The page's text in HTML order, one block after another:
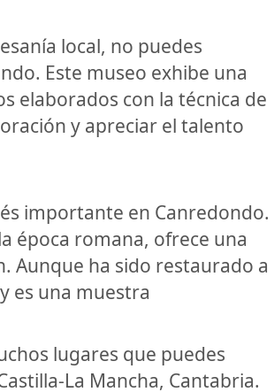
local, no puedes
Este museo exhibe una
elaborados con la técnica de
y apreciar el talento
importante en Canredondo.
época romana, ofrece una
Aunque ha sido restaurado a
es una muestra
lugares que puedes
La Mancha, Cantabria.